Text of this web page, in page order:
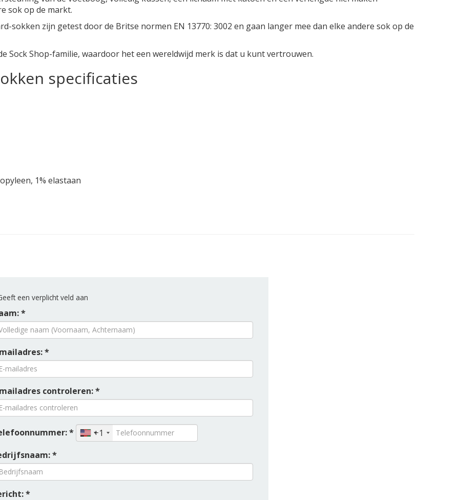
sok op de markt.
sokken zijn getest door de Britse normen EN 13770: 3002 en gaan langer mee dan elke andere sok op de
Sock Shop-familie, waardoor het een wereldwijd merk is dat u kunt vertrouwen.
specificaties
1% elastaan
een verplicht veld aan
*
*
controleren: *
*
+1
*
*